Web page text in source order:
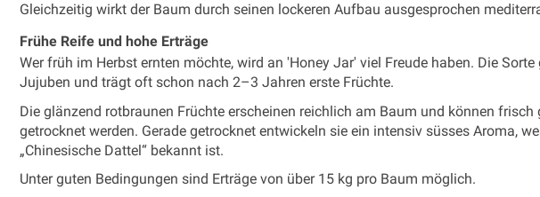
Gleichzeitig wirkt der Baum durch seinen lockeren Aufbau ausgesprochen
Frühe Reife und hohe Erträge
Wer früh im Herbst ernten möchte, wird an 'Honey Jar' viel Freude haben. Die
Jujuben und trägt oft schon nach 2–3 Jahren erste Früchte.
Die glänzend rotbraunen Früchte erscheinen reichlich am Baum und können frisch
getrocknet werden. Gerade getrocknet entwickeln sie ein intensiv süsses Aroma,
„Chinesische Dattel“ bekannt ist.
Unter guten Bedingungen sind Erträge von über 15 kg pro Baum möglich.